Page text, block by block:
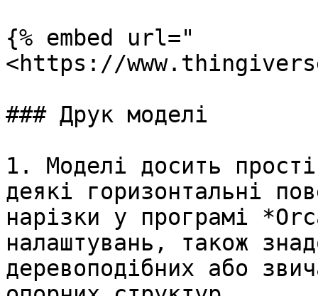
{% embed url="
<https://
### Друк моделі
1. Моделі досить
деякі горизонтальні
нарізки у програмі
налаштувань, також
деревоподібних або